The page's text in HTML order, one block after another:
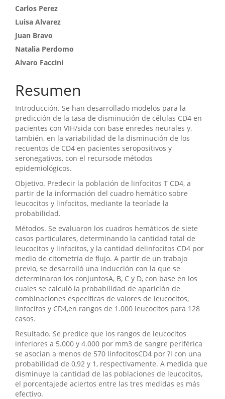
artículo
Carlos Perez
Luisa Alvarez
Juan Bravo
Natalia Perdomo
Alvaro Faccini
Resumen
Introducción. Se han desarrollado modelos para la
predicción de la tasa de disminución de células CD4 en
pacientes con VIH/sida con base enredes neurales y,
también, en la variabilidad de la disminución de los
recuentos de CD4 en pacientes seropositivos y
seronegativos, con el recursode métodos
epidemiológicos.
Objetivo. Predecir la población de linfocitos T CD4, a
partir de la información del cuadro hemático sobre
leucocitos y linfocitos, mediante la teoríade la
probabilidad.
Métodos. Se evaluaron los cuadros hemáticos de siete
casos particulares, determinando la cantidad total de
leucocitos y linfocitos, y la cantidad delinfocitos CD4 por
medio de citometría de flujo. A partir de un trabajo
previo, se desarrolló una inducción con la que se
determinaron los conjuntosA, B, C y D, con base en los
cuales se calculó la probabilidad de aparición de
combinaciones específicas de valores de leucocitos,
linfocitos y CD4,en rangos de 1.000 leucocitos para 128
casos.
Resultado. Se predice que los rangos de leucocitos
inferiores a 5.000 y 4.000 por mm3 de sangre periférica
se asocian a menos de 570 linfocitosCD4 por ?l con una
probabilidad de 0,92 y 1, respectivamente. A medida que
disminuye la cantidad de las poblaciones de leucocitos,
el porcentajede aciertos entre las tres medidas es más
efectivo.